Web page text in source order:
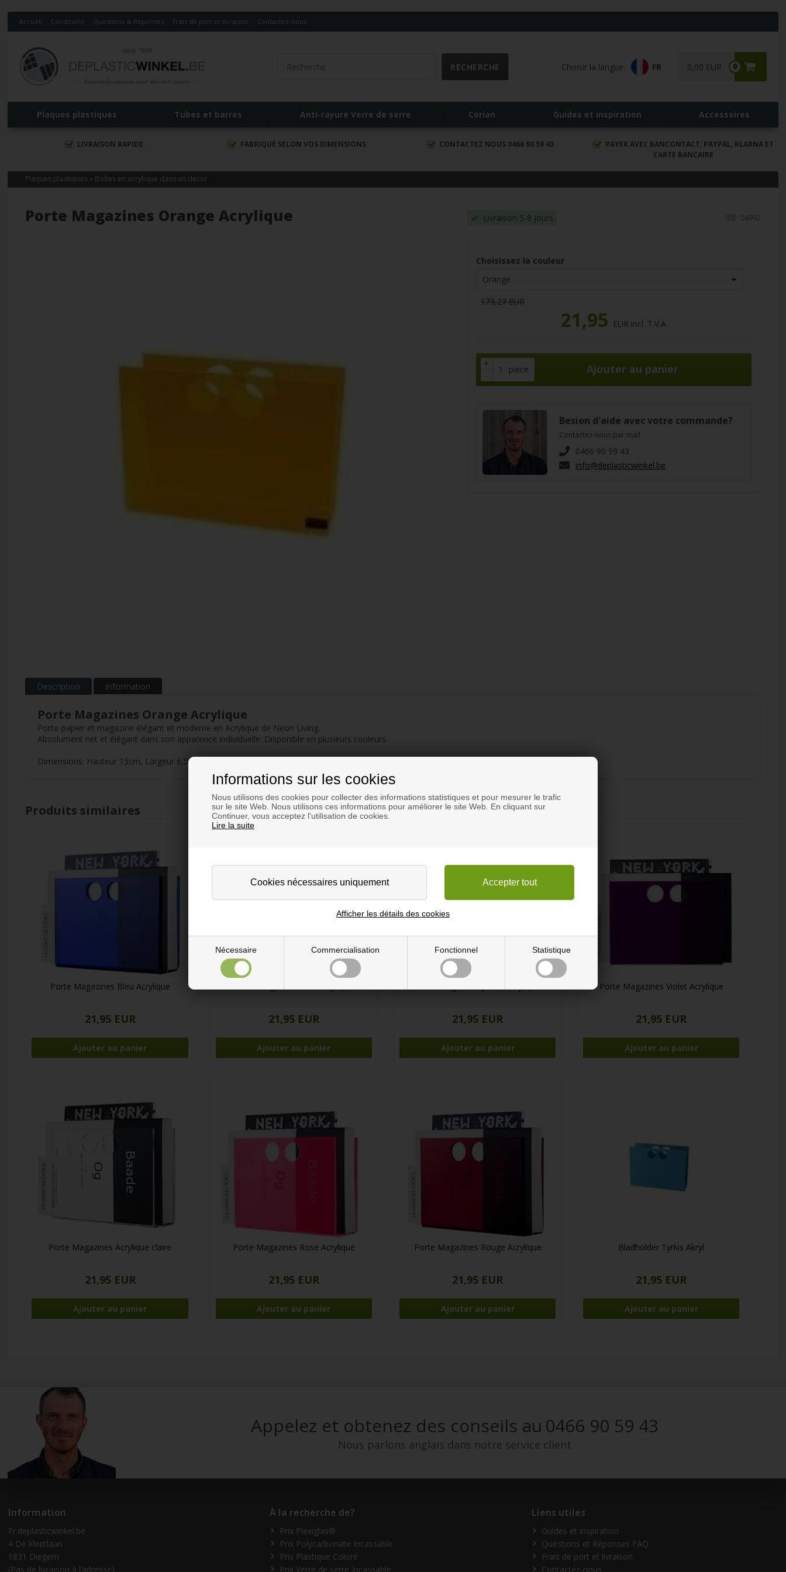
Informations sur les cookies
Nous utilisons des cookies pour collecter des informations statistiques et pour mesurer le trafic
sur le site Web. Nous utilisons ces informations pour améliorer le site Web. En cliquant sur
Continuer, vous acceptez l'utilisation de cookies.
Lire la suite
Nécessaire Commercialisation Fonctionnel Statistique
Afficher les détails des cookies
Accueil Conditions Questions & Réponses Frais de port et livraison Contactez-nous
Choisir la langue: FR 0
0,00 EUR
Plaques plastiques Tubes et barres Anti-rayure Verre de serre Corian Guides et inspiration Accessoires
LIVRAISON RAPIDE FABRIQUÉ SELON VOS DIMENSIONS CONTACTEZ NOUS 0466 90 59 43
PAYER AVEC BANCONTACT, PAYPAL, KLARNA ET
CARTE BANCAIRE
Plaques plastiques » Boîtes en acrylique dans un décor
Porte Magazines Orange Acrylique Livraison 5-8 Jours 04992
Choisissez la couleur
173,27 EUR
21,95 EUR incl. T.V.A
pièce
+
-
Besion d'aide avec votre commande?
Contactez-nous par mail
0466 90 59 43
info@deplasticwinkel.be
Description Information
Porte Magazines Orange Acrylique
Porte-papier et magazine élégant et moderne en Acrylique de Neon Living.
Absolument net et élégant dans son apparence individuelle. Disponible en plusieurs couleurs.
Dimensions: Hauteur 15cm, Largeur 6,5cm, Longueur 20cm
Produits similaires
Porte Magazines Bleu Acrylique
21,95 EUR 21,95 EUR 21,95 EUR
Porte Magazines Violet Acrylique
21,95 EUR
Porte Magazines Acrylique claire
21,95 EUR
Porte Magazines Rose Acrylique
21,95 EUR
Porte Magazines Rouge Acrylique
21,95 EUR
Bladholder Tyrkis Akryl
21,95 EUR
Appelez et obtenez des conseils au 0466 90 59 43
Nous parlons anglais dans notre service client
Information
Fr.deplasticwinkel.be
4 De kleetlaan
1831 Diegem
(Pas de livraison à l’adresse)
À la recherche de?
Prix Plexiglas®
Prix Polycarbonate Incassable
Prix Plastique Coloré
Prix Verre de serre Incassable
Liens utiles
Guides et inspiration
Questions et Réponses FAQ
Frais de port et livraison
Contactez-nous